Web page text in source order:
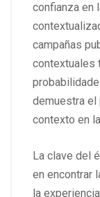
confianza en
campañas
contextuales
demuestra el
contexto en
La clave del
en encontrar
la